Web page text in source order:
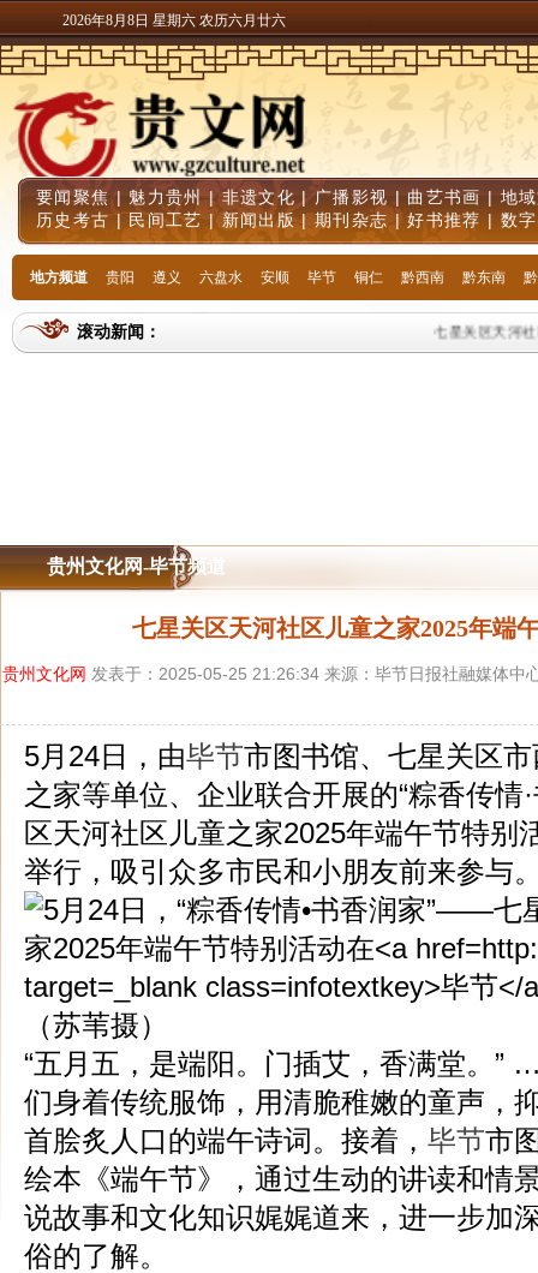
2026年8月8日 星期六 农历六月廿六
要闻聚焦| 魅力贵州|非遗文化 |广播影视 | 曲艺书画 | 地
历史考古 | 民间工艺 | 新闻出版|期刊杂志 |好书推荐 | 数
地方频道 贵阳 遵义 六盘水 安顺 毕节 铜仁 黔西南 黔东南
滚动新闻： 七星关区天河社
贵州文化网-毕节频道
七星关区天河社区儿童之家2025年端
贵州文化网 发表于：2025-05-25 21:26:34 来源：毕节日报社融媒体中
5月24日，由毕节市图书馆、七星关区
之家等单位、企业联合开展的“粽香传
区天河社区儿童之家2025年端午节特别
举行，吸引众多市民和小朋友前来参与
“五月五，是端阳。门插艾，香满堂。”
们身着传统服饰，用清脆稚嫩的童声，
首脍炙人口的端午诗词。接着， 毕节市
绘本《端午节》，通过生动的讲读和情
说故事和文化知识娓娓道来，进一步加
俗的了解。